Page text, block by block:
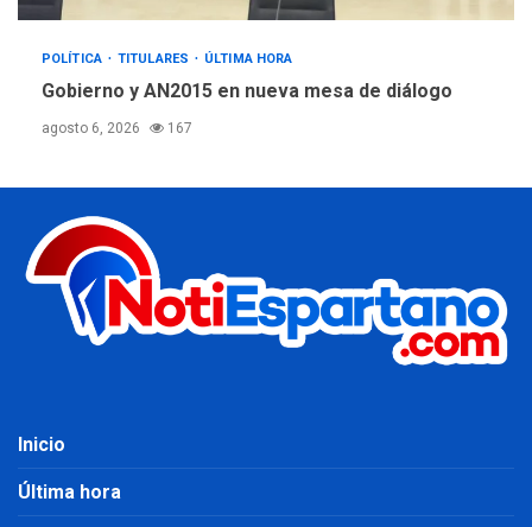
POLÍTICA TITULARES ÚLTIMA HORA
Gobierno y AN2015 en nueva mesa de diálogo
agosto 6, 2026 167
Inicio
Última hora